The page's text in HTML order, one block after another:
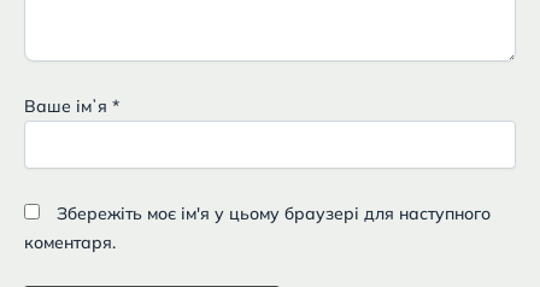
Ваше імʼя *
Збережіть моє ім'я у цьому браузері для наступного
коментаря.